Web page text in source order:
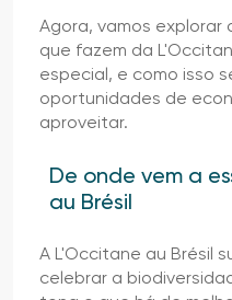
Agora, vamos explorar
que fazem da
especial, e como isso
oportunidades de
aproveitar.
De onde vem a
au Brésil
A L'Occitane au Brésil
celebrar a